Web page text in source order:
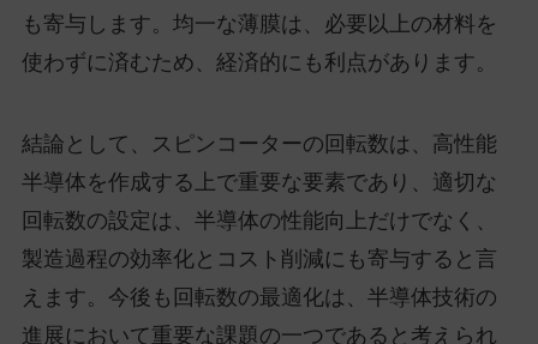
も寄与します。均一な薄膜は、必要以上の材料を
使わずに済むため、経済的にも利点があります。
結論として、スピンコーターの回転数は、高性能
半導体を作成する上で重要な要素であり、適切な
回転数の設定は、半導体の性能向上だけでなく、
製造過程の効率化とコスト削減にも寄与すると言
えます。今後も回転数の最適化は、半導体技術の
進展において重要な課題の一つであると考えられ